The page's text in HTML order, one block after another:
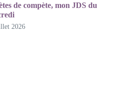
de compète, mon JDS du
2026